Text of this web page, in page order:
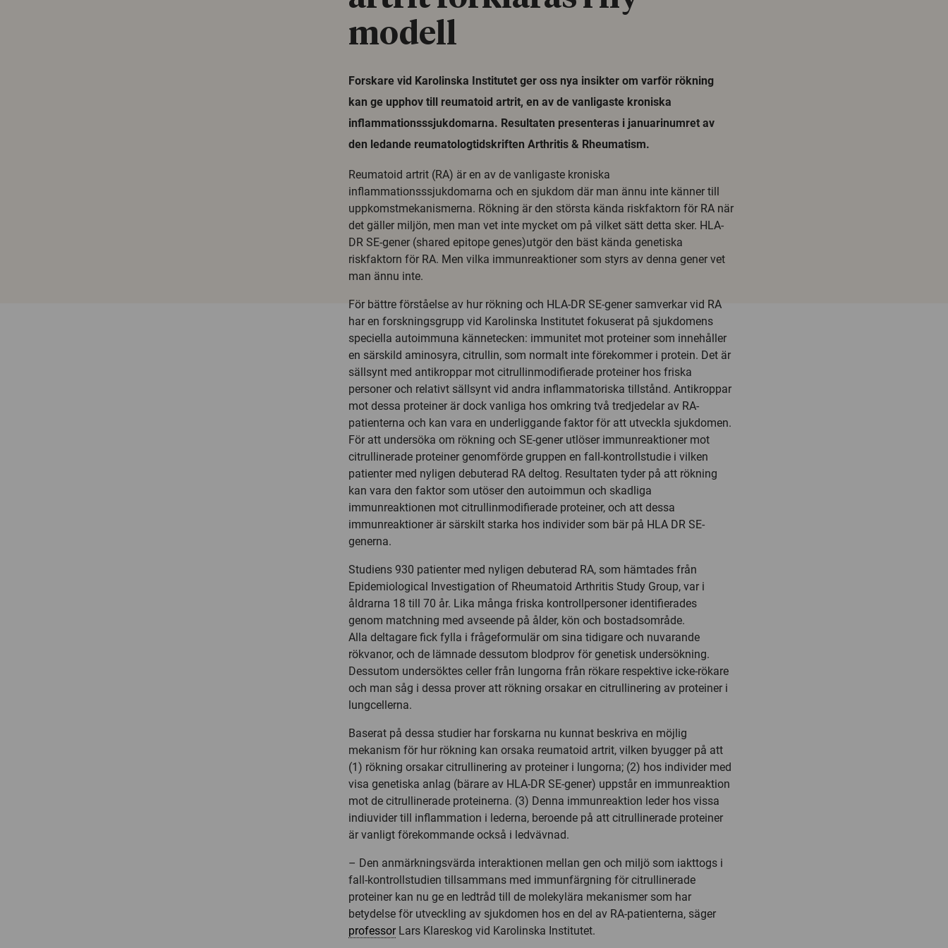
modell
Forskare vid Karolinska Institutet ger oss nya insikter om varför rökning
kan ge upphov till reumatoid artrit, en av de vanligaste kroniska
inflammationsssjukdomarna. Resultaten presenteras i januarinumret av
den ledande reumatologtidskriften Arthritis & Rheumatism.
Reumatoid artrit (RA) är en av de vanligaste kroniska
inflammationsssjukdomarna och en sjukdom där man ännu inte känner till
uppkomstmekanismerna. Rökning är den största kända riskfaktorn för RA när
det gäller miljön, men man vet inte mycket om på vilket sätt detta sker. HLA-
DR SE-gener (shared epitope genes)utgör den bäst kända genetiska
riskfaktorn för RA. Men vilka immunreaktioner som styrs av denna gener vet
man ännu inte.
För bättre förståelse av hur rökning och HLA-DR SE-gener samverkar vid RA
har en forskningsgrupp vid Karolinska Institutet fokuserat på sjukdomens
speciella autoimmuna kännetecken: immunitet mot proteiner som innehåller
en särskild aminosyra, citrullin, som normalt inte förekommer i protein. Det är
sällsynt med antikroppar mot citrullinmodifierade proteiner hos friska
personer och relativt sällsynt vid andra inflammatoriska tillstånd. Antikroppar
mot dessa proteiner är dock vanliga hos omkring två tredjedelar av RA-
patienterna och kan vara en underliggande faktor för att utveckla sjukdomen.
För att undersöka om rökning och SE-gener utlöser immunreaktioner mot
citrullinerade proteiner genomförde gruppen en fall-kontrollstudie i vilken
patienter med nyligen debuterad RA deltog. Resultaten tyder på att rökning
kan vara den faktor som utöser den autoimmun och skadliga
immunreaktionen mot citrullinmodifierade proteiner, och att dessa
immunreaktioner är särskilt starka hos individer som bär på HLA DR SE-
generna.
Studiens 930 patienter med nyligen debuterad RA, som hämtades från
Epidemiological Investigation of Rheumatoid Arthritis Study Group, var i
åldrarna 18 till 70 år. Lika många friska kontrollpersoner identifierades
genom matchning med avseende på ålder, kön och bostadsområde.
Alla deltagare fick fylla i frågeformulär om sina tidigare och nuvarande
rökvanor, och de lämnade dessutom blodprov för genetisk undersökning.
Dessutom undersöktes celler från lungorna från rökare respektive icke-rökare
och man såg i dessa prover att rökning orsakar en citrullinering av proteiner i
lungcellerna.
Baserat på dessa studier har forskarna nu kunnat beskriva en möjlig
mekanism för hur rökning kan orsaka reumatoid artrit, vilken byugger på att
(1) rökning orsakar citrullinering av proteiner i lungorna; (2) hos individer med
visa genetiska anlag (bärare av HLA-DR SE-gener) uppstår en immunreaktion
mot de citrullinerade proteinerna. (3) Denna immunreaktion leder hos vissa
indiuvider till inflammation i lederna, beroende på att citrullinerade proteiner
är vanligt förekommande också i ledvävnad.
– Den anmärkningsvärda interaktionen mellan gen och miljö som iakttogs i
fall-kontrollstudien tillsammans med immunfärgning för citrullinerade
proteiner kan nu ge en ledtråd till de molekylära mekanismer som har
betydelse för utveckling av sjukdomen hos en del av RA-patienterna, säger
professorLars Klareskog vid Karolinska Institutet.